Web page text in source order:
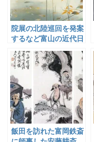
院展の北陸巡回を発案
するなど富山の近代日
残した郷倉千靱
飯田を訪れた富岡鉄斎